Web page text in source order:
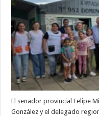
El senador provincial Felipe
González y el delegado